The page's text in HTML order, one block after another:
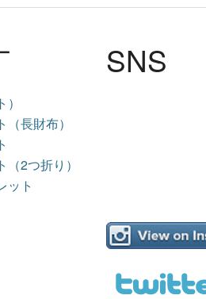
長財布）
2つ折り）
ット
SNS